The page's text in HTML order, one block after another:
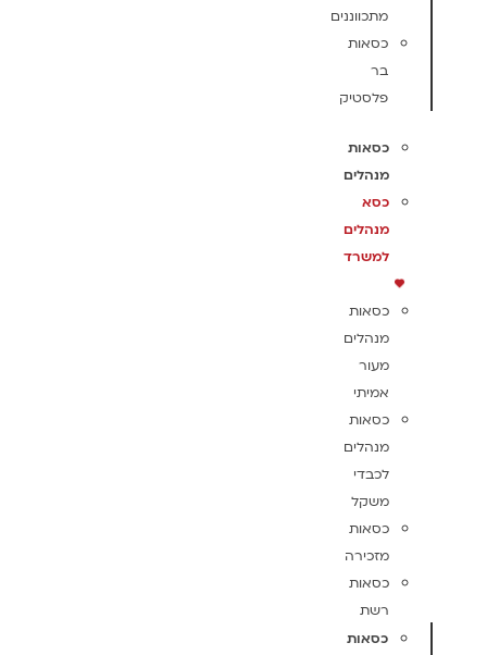
מתכווננים
כסאות
בר
פלסטיק
כסאות
מנהלים
כסא
מנהלים
למשרד
כסאות
מנהלים
מעור
אמיתי
כסאות
מנהלים
לכבדי
משקל
כסאות
מזכירה
כסאות
רשת
כסאות